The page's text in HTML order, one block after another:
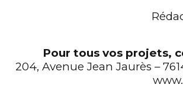
Pour tous vos projets,
204, Avenue Jean Jaurès –